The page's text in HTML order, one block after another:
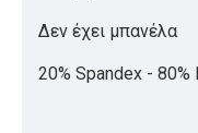
Δεν έχει μπανέλα
20% Spandex - 80%